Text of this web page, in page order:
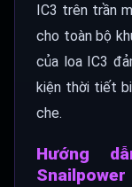
IC3 trên trần
cho toàn bộ
của loa IC3
kiện thời tiết
che.
Hướng
Snailpower